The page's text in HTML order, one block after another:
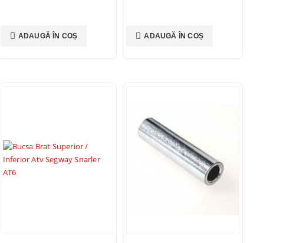
ADAUGĂ ÎN COȘ ADAUGĂ ÎN COȘ